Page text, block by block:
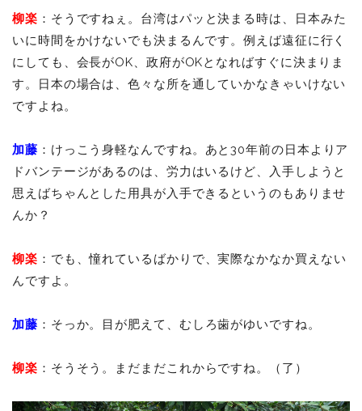
柳楽 ：そうですねぇ。台湾はパッと決まる時は、日本みた
いに時間をかけないでも決まるんです。例えば遠征に行く
にしても、会長がOK、政府がOKとなればすぐに決まりま
す。日本の場合は、色々な所を通していかなきゃいけない
ですよね。
加藤 ：けっこう身軽なんですね。あと30年前の日本よりア
ドバンテージがあるのは、労力はいるけど、入手しようと
思えばちゃんとした用具が入手できるというのもありませ
んか？
柳楽 ：でも、憧れているばかりで、実際なかなか買えない
んですよ。
加藤 ：そっか。目が肥えて、むしろ歯がゆいですね。
柳楽 ：そうそう。まだまだこれからですね。（了）